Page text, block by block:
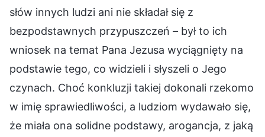
słów innych ludzi ani nie składał się z
bezpodstawnych przypuszczeń – był to ich
wniosek na temat Pana Jezusa wyciągnięty na
podstawie tego, co widzieli i słyszeli o Jego
czynach. Choć konkluzji takiej dokonali rzekomo
w imię sprawiedliwości, a ludziom wydawało się,
że miała ona solidne podstawy, arogancja, z jaką